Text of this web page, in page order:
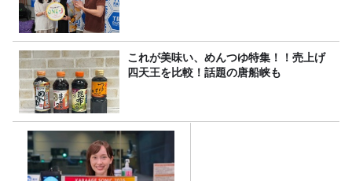
これが美味い、めんつゆ特集！！売上げ
四天王を比較！話題の唐船峡も